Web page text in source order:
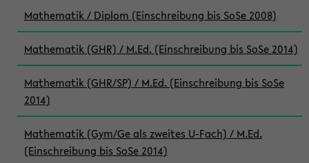
Mathematik / Diplom (Einschreibung bis SoSe 2008)
Mathematik (GHR) / M.Ed. (Einschreibung bis SoSe 2014)
Mathematik (GHR/SP) / M.Ed. (Einschreibung bis SoSe
2014)
Mathematik (Gym/Ge als zweites U-Fach) / M.Ed.
(Einschreibung bis SoSe 2014)